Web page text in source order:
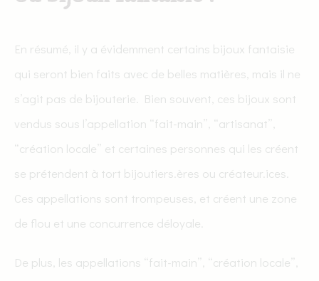
En résumé, il y a évidemment certains bijoux fantaisie
qui seront bien faits avec de belles matières, mais il ne
s’agit pas de bijouterie. Bien souvent, ces bijoux sont
vendus sous l’appellation “fait-main”, “artisanat”,
“création locale” et certaines personnes qui les créent
se prétendent à tort bijoutiers.ères ou créateur.ices.
Ces appellations sont trompeuses, et créent une zone
de flou et une concurrence déloyale.
De plus, les appellations “fait-main”, “création locale”,